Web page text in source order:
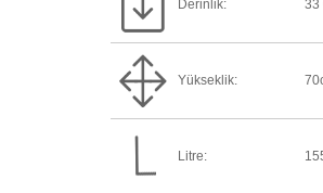
Derinlik: 33
Yükseklik:
Litre: